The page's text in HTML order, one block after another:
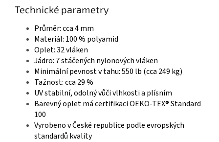
Technické parametry
Průměr: cca 4 mm
Materiál: 100 % polyamid
Oplet: 32 vláken
Jádro: 7 stáčených nylonových vláken
Minimální pevnost v tahu: 550 lb (cca 249 kg)
Tažnost: cca 29 %
UV stabilní, odolný vůči vlhkosti a plísním
Barevný oplet má certifikaci OEKO-TEX® Standard
100
Vyrobeno v České republice podle evropských
standardů kvality